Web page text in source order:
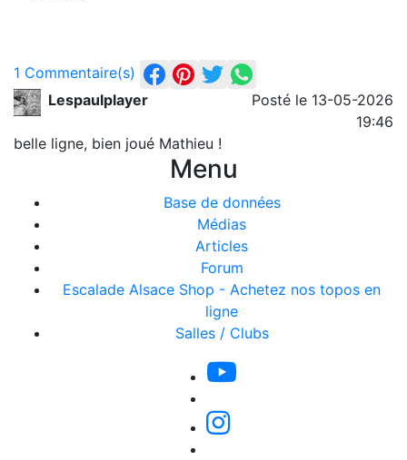
1 Commentaire(s)
Lespaulplayer
Posté le 13-05-2026
19:46
belle ligne, bien joué Mathieu !
Menu
Base de données
Médias
Articles
Forum
Escalade Alsace Shop - Achetez nos topos en
ligne
Salles / Clubs